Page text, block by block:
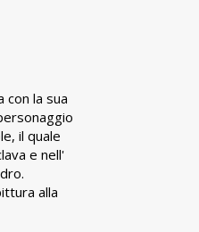
con la sua
il quale
e nell'
alla